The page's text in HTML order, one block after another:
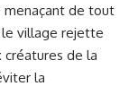
menaçant de tout
village rejette
créatures de la
la